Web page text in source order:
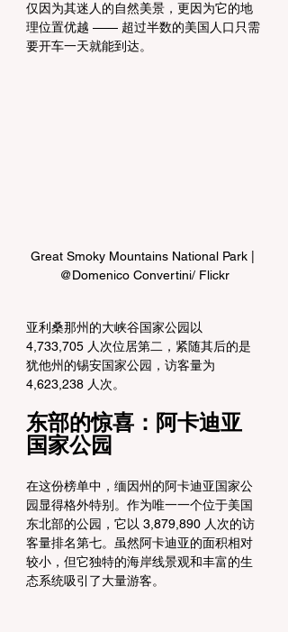
仅因为其迷人的自然美景，更因为它的地
理位置优越 —— 超过半数的美国人口只需
要开车一天就能到达。
Great Smoky Mountains National Park |
@Domenico Convertini/ Flickr
亚利桑那州的大峡谷国家公园以
4,733,705 人次位居第二，紧随其后的是
犹他州的锡安国家公园，访客量为
4,623,238 人次。
东部的惊喜：阿卡迪亚
国家公园
在这份榜单中，缅因州的阿卡迪亚国家公
园显得格外特别。作为唯一一个位于美国
东北部的公园，它以 3,879,890 人次的访
客量排名第七。虽然阿卡迪亚的面积相对
较小，但它独特的海岸线景观和丰富的生
态系统吸引了大量游客。